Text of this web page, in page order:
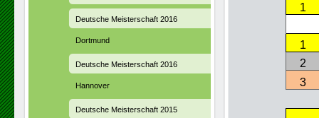
1
1
2
3
Deutsche Meisterschaft 2016
Dortmund
Deutsche Meisterschaft 2016
Hannover
Deutsche Meisterschaft 2015